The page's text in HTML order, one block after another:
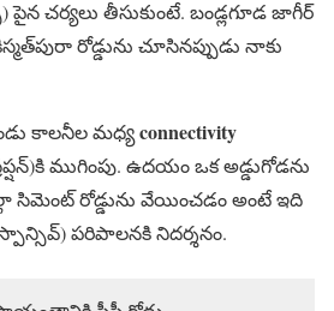
పైన చర్యలు తీసుకుంటే. బండ్లగూడ జాగీర్
రోడ్డును చూసినప్పుడు నాకు
కాలనీల మధ్యconnectivity
ముగింపు. ఉదయం ఒక అడ్డుగోడను
సిమెంట్ రోడ్డును వేయించడం అంటే ఇది
పరిపాలనకి నిదర్శనం.